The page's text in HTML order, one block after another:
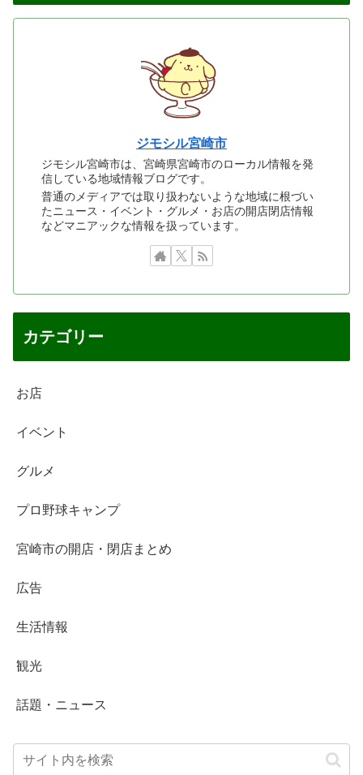
ジモシル宮崎市
ジモシル宮崎市は、宮崎県宮崎市のローカル情報を発
信している地域情報ブログです。
普通のメディアでは取り扱わないような地域に根づい
たニュース・イベント・グルメ・お店の開店閉店情報
などマニアックな情報を扱っています。
カテゴリー
お店
イベント
グルメ
プロ野球キャンプ
宮崎市の開店・閉店まとめ
広告
生活情報
観光
話題・ニュース